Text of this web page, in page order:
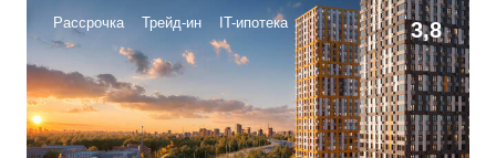
Рассрочка Трейд-ин IT-ипотека 3,8